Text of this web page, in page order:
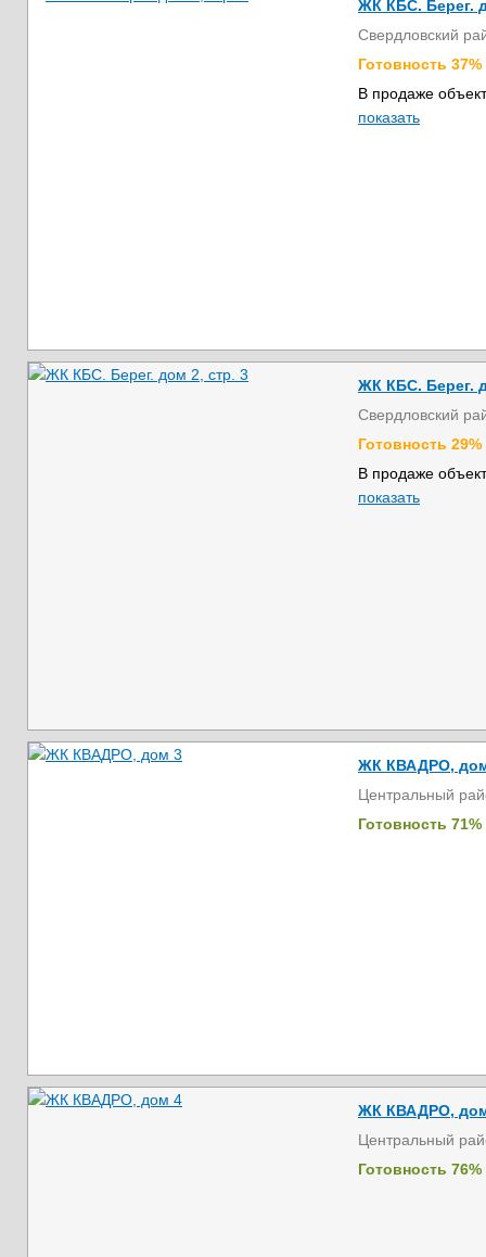
ЖК КБС. Берег.
Свердловский
Готовность 37%
В продаже
показать
ЖК КБС. Берег.
Свердловский
Готовность 29%
В продаже
показать
ЖК КВАДРО,
Центральный
Готовность 71%
ЖК КВАДРО,
Центральный
Готовность 76%